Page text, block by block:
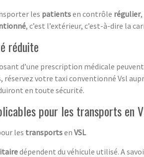
les patientsen contrôle régulier,
, c’est l’extérieur, c’est-à-dire la
réduite
d’une prescription médicale
réservez votre taxi conventionné Vsl
en toute sécurité.
pour les transports en
les transportsen VSL
dépendent du véhicule utilisé. A